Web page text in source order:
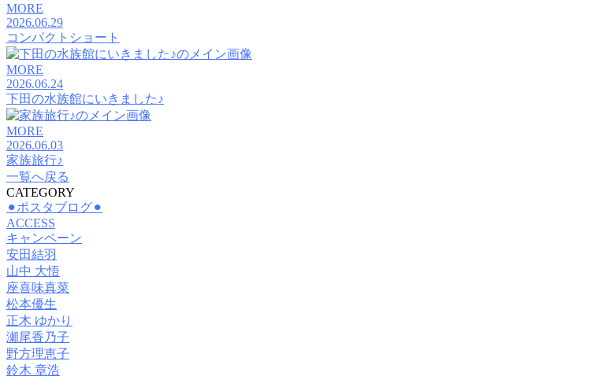
MORE
2026.06.29
コンパクトショート
MORE
2026.06.24
下田の水族館にいきました♪
MORE
2026.06.03
家族旅行♪
一覧へ戻る
CATEGORY
⚫︎ポスタブログ⚫︎
ACCESS
キャンペーン
安田結羽
山中 大悟
座喜味真菜
松本優生
正木 ゆかり
瀬尾香乃子
野方理恵子
鈴木 章浩